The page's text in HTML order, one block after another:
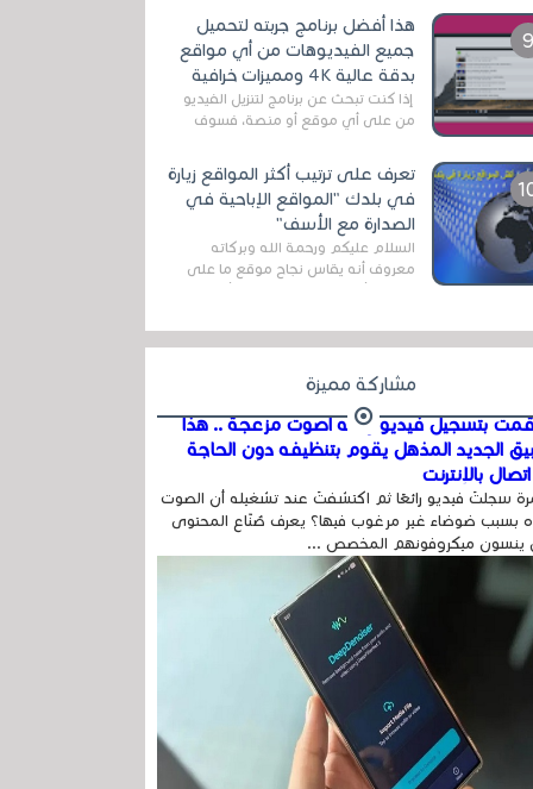
قنوات مميزة جدا تنقل العديد من البرامج
اله...
هذا أفضل برنامج جربته لتحميل
جميع الفيديوهات من أي مواقع
بدقة عالية 4K ومميزات خرافية
إذا كنت تبحث عن برنامج لتنزيل الفيديو
من على أي موقع أو منصة، فسوف
الخاصة بالبرامج والتطبيقات في هذا
المج...
تعرف على ترتيب أكثر المواقع زيارة
في بلدك "المواقع الإباحية في
الصدارة مع الأسف"
السلام عليكم ورحمة الله وبركاته
معروف أنه يقاس نجاح موقع ما على
في...
مشاركة مميزة
بتسجيل فيديو وفيه أصوت مزعجة .. هذا
الجديد المذهل يقوم بتنظيفه دون الحاجة
بالإنترنت
سجلتَ فيديو رائعًا ثم اكتشفتَ عند تشغيله أن الصوت
بسبب ضوضاء غير مرغوب فيها؟ يعرف صُنّاع المحتوى
ينسون ميكروفونهم المخصص ...